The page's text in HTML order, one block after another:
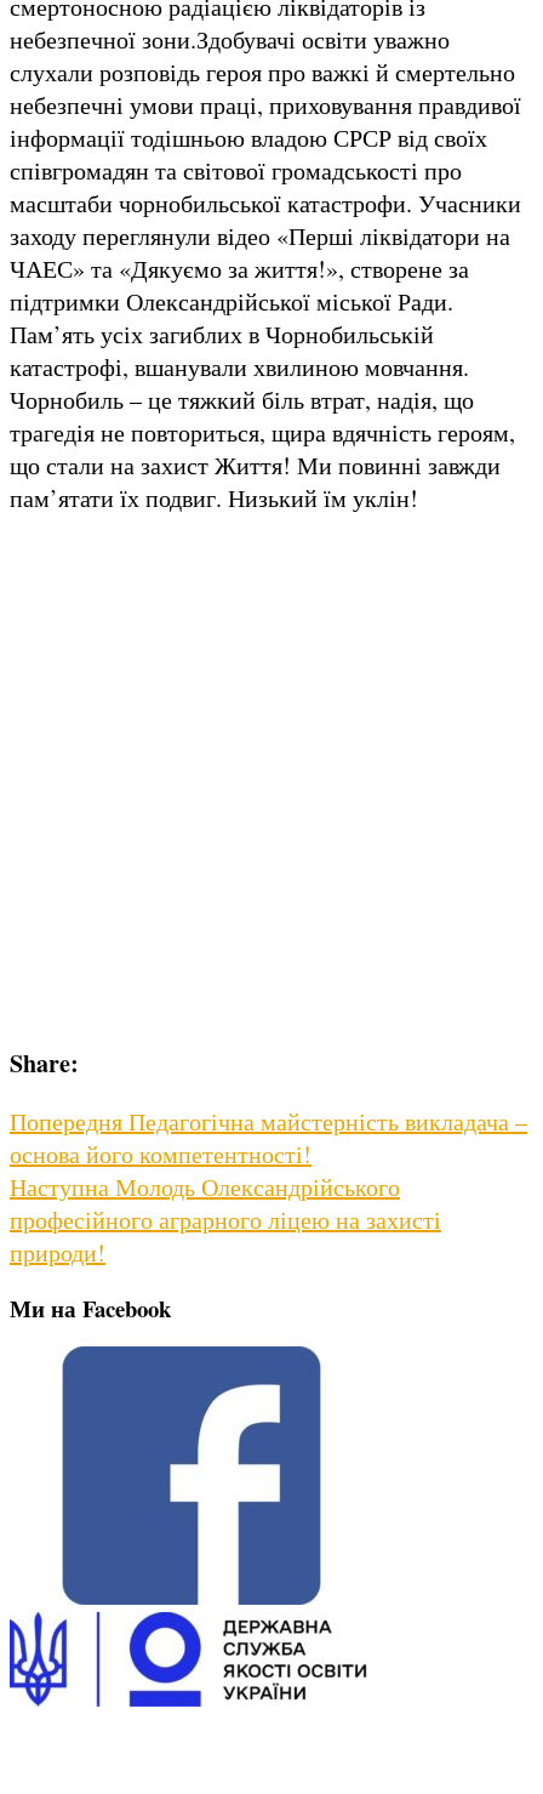
небезпечної зони.Здобувачі освіти уважно
слухали розповідь героя про важкі й смертельно
небезпечні умови праці, приховування правдивої
інформації тодішньою владою СРСР від своїх
співгромадян та світової громадськості про
масштаби чорнобильської катастрофи. Учасники
заходу переглянули відео «Перші ліквідатори на
ЧАЕС» та «Дякуємо за життя!», створене за
підтримки Олександрійської міської Ради.
Пам’ять усіх загиблих в Чорнобильській
катастрофі, вшанували хвилиною мовчання.
Чорнобиль – це тяжкий біль втрат, надія, що
трагедія не повториться, щира вдячність героям,
що стали на захист Життя! Ми повинні завжди
пам’ятати їх подвиг. Низький їм уклін!
Share:
Навігація
записів
ПопередняPrevious
post:
Педагогічна майстерність викладача –
основа його компетентності!
НаступнаNext
post:
Молодь Олександрійського
професійного аграрного ліцею на захисті
природи!
Ми на Facebook